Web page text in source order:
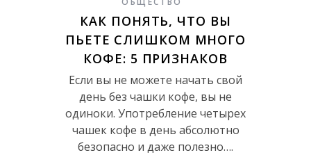
КАК ПОНЯТЬ, ЧТО ВЫ
ПЬЕТЕ СЛИШКОМ МНОГО
КОФЕ: 5 ПРИЗНАКОВ
Если вы не можете начать свой
день без чашки кофе, вы не
одиноки. Употребление четырех
чашек кофе в день абсолютно
безопасно и даже полезно….